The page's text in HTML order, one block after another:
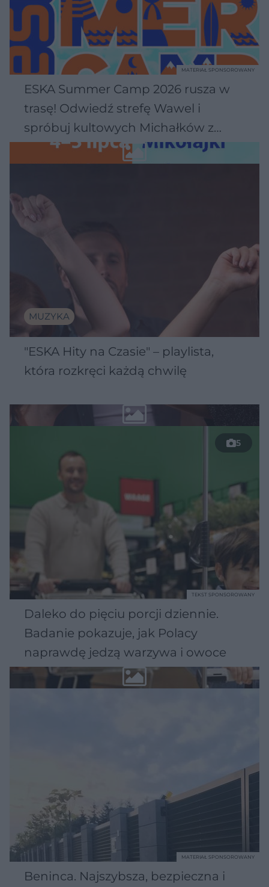
ESKA Summer Camp 2026 rusza w
trasę! Odwiedź strefę Wawel i
spróbuj kultowych Michałków z
Wawelu
MATERIAŁ SPONSOROWANY
MUZYKA
"ESKA Hity na Czasie" – playlista,
która rozkręci każdą chwilę
5
Daleko do pięciu porcji dziennie.
Badanie pokazuje, jak Polacy
naprawdę jedzą warzywa i owoce
TEKST SPONSOROWANY
Beninca. Najszybsza, bezpieczna i
MATERIAŁ SPONSOROWANY